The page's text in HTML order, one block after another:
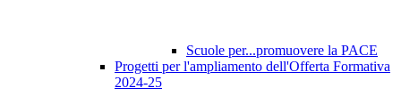
Scuole per...promuovere la PACE
Progetti per l'ampliamento dell'Offerta Formativa
2024-25